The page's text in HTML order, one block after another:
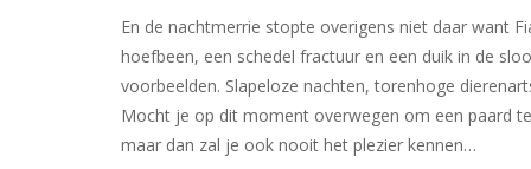
En de nachtmerrie stopte overigens niet daar want
hoefbeen, een schedel fractuur en een duik in de
voorbeelden. Slapeloze nachten, torenhoge
Mocht je op dit moment overwegen om een paard
maar dan zal je ook nooit het plezier kennen…